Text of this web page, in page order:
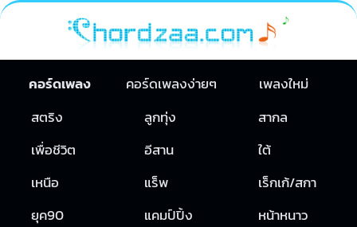
คอร์ดเพลง คอร์ดเพลงง่ายๆ
เพลงใหม่
สตริง
ลูกทุ่ง
สากล
เพื่อชีวิต
อีสาน
ใต้
เหนือ
แร็พ
เร็กเก้/สกา
ยุค90
แคมป์ปิ้ง หน้าหนาว